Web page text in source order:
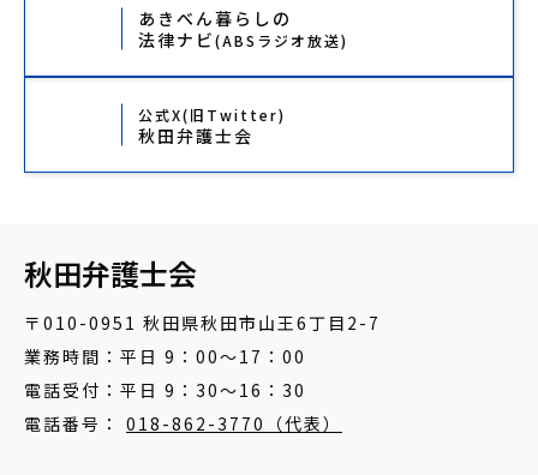
あきべん暮らしの
法律ナビ(ABSラジオ放送)
公式X(旧Twitter)
秋田弁護士会
秋田弁護士会
〒010-0951 秋田県秋田市山王6丁目2-7
業務時間：平日 9：00～17：00
電話受付：平日 9：30～16：30
電話番号： 018-862-3770（代表）